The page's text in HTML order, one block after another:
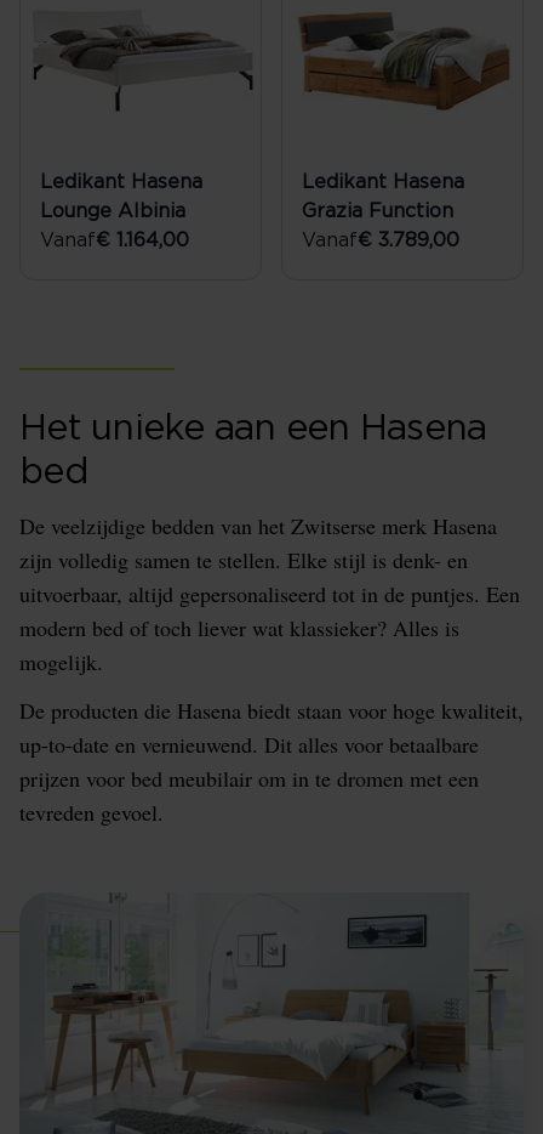
Ledikant Hasena
Lounge Albinia
Vanaf€ 1.164,00
Ledikant Hasena
Grazia Function
Vanaf€ 3.789,00
Het unieke aan een Hasena
bed
De veelzijdige bedden van het Zwitserse merk Hasena
zijn volledig samen te stellen. Elke stijl is denk- en
uitvoerbaar, altijd gepersonaliseerd tot in de puntjes. Een
modern bed of toch liever wat klassieker? Alles is
mogelijk.
De producten die Hasena biedt staan voor hoge kwaliteit,
up-to-date en vernieuwend. Dit alles voor betaalbare
prijzen voor bed meubilair om in te dromen met een
tevreden gevoel.